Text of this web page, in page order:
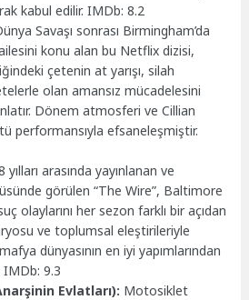
kabul edilir. IMDb: 8.2
Savaşı sonrası Birmingham’da
konu alan bu Netflix dizisi,
çetenin at yarışı, silah
olan amansız mücadelesini
Dönem atmosferi ve Cillian
performansıyla efsaneleşmiştir.
yılları arasında yayınlanan ve
görülen “The Wire”, Baltimore
olaylarını her sezon farklı bir açıdan
ve toplumsal eleştirileriyle
dünyasının en iyi yapımlarından
IMDb: 9.3
Evlatları): Motosiklet